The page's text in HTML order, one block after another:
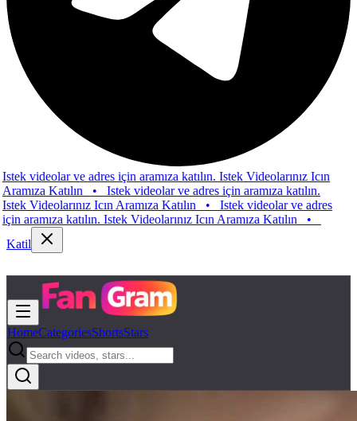
videolar ve adres için aramıza katılın. Istek Videolarınız Icın
Katılın•
Istek videolar ve adres için aramıza katılın.
Videolarınız Icın Aramıza Katılın•
Istek videolar ve adres
katılın. Istek Videolarınız Icın Aramıza Katılın•
Katil
HomeCategoriesShortsStars